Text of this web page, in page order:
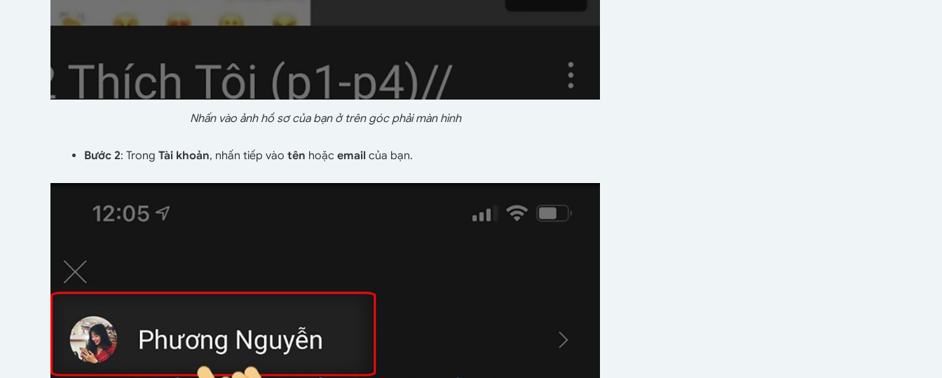
Nhấn vào ảnh hồ sơ của bạn ở trên góc phải màn hình
Bước 2: Trong Tài khoản, nhấn tiếp vào tên hoặc email của bạn.